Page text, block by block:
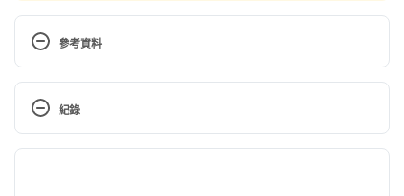
參考資料
https://www.cmuh.cmu.edu.tw/HealthEdus/Detail?
no=5236  Nov 3, 2020.
紀錄